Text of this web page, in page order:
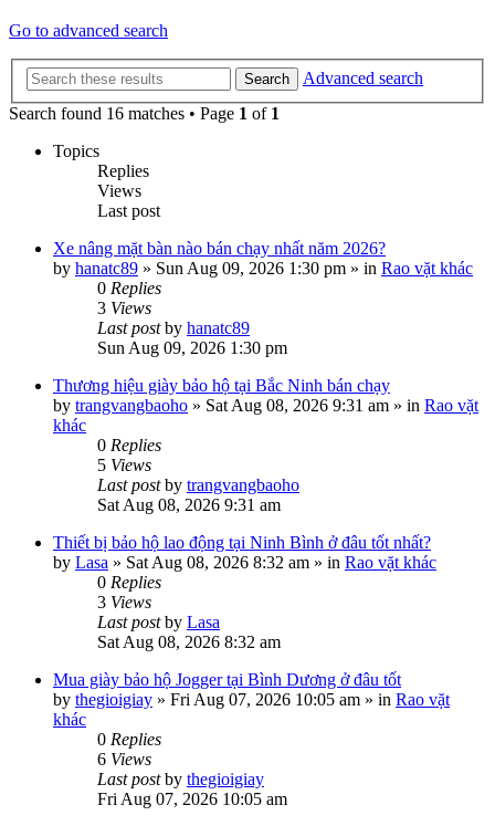
Go to advanced search
Search
Advanced search
Search found 16 matches • Page 1 of 1
Topics
Replies
Views
Last post
Xe nâng mặt bàn nào bán chạy nhất năm 2026?
by hanatc89 » Sun Aug 09, 2026 1:30 pm » in Rao vặt khác
0 Replies
3 Views
Last postby hanatc89
Sun Aug 09, 2026 1:30 pm
Thương hiệu giày bảo hộ tại Bắc Ninh bán chạy
by trangvangbaoho » Sat Aug 08, 2026 9:31 am » in Rao vặt
khác
0 Replies
5 Views
Last postby trangvangbaoho
Sat Aug 08, 2026 9:31 am
Thiết bị bảo hộ lao động tại Ninh Bình ở đâu tốt nhất?
by Lasa » Sat Aug 08, 2026 8:32 am » in Rao vặt khác
0 Replies
3 Views
Last postby Lasa
Sat Aug 08, 2026 8:32 am
Mua giày bảo hộ Jogger tại Bình Dương ở đâu tốt
by thegioigiay » Fri Aug 07, 2026 10:05 am » in Rao vặt
khác
0 Replies
6 Views
Last postby thegioigiay
Fri Aug 07, 2026 10:05 am